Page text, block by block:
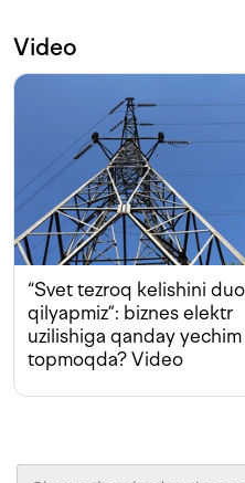
Video
“Svet tezroq kelishini duo
qilyapmiz”: biznes elektr
uzilishiga qanday yechim
topmoqda? Video